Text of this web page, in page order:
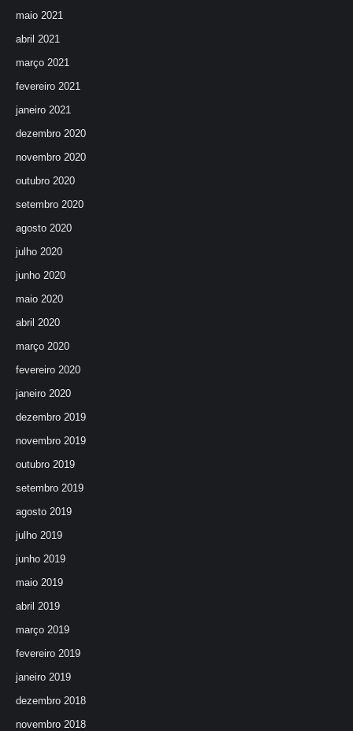
maio 2021
abril 2021
março 2021
fevereiro 2021
janeiro 2021
dezembro 2020
novembro 2020
outubro 2020
setembro 2020
agosto 2020
julho 2020
junho 2020
maio 2020
abril 2020
março 2020
fevereiro 2020
janeiro 2020
dezembro 2019
novembro 2019
outubro 2019
setembro 2019
agosto 2019
julho 2019
junho 2019
maio 2019
abril 2019
março 2019
fevereiro 2019
janeiro 2019
dezembro 2018
novembro 2018